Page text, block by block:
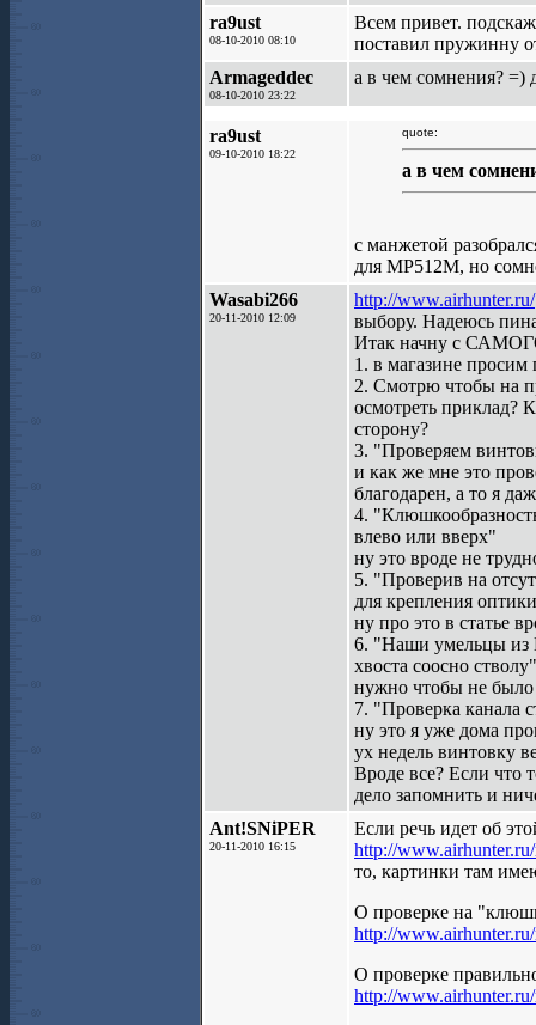
ra9ust
08-10-2010 08:10
Всем привет.
поставил пружинну
Armageddec
08-10-2010 23:22
а в чем сомнения? =)
ra9ust
09-10-2010 18:22
quote:
а в чем
с манжетой
для МР512М, но
Wasabi266
20-11-2010 12:09
http://www.airhunter.ru/
выбору. Надеюсь
Итак начну с
1. в магазине
2. Смотрю чтобы на
осмотреть приклад?
сторону?
3. "Проверяем
и как же мне это
благодарен, а то я
4.
влево или вверх"
ну это вроде не
5. "Проверив на
для крепления
ну про это в статье
6. "Наши умельцы из
хвоста соосно стволу"
нужно чтобы не было
7. "Проверка канала
ну это я уже дома
ух недель винтовку
Вроде все? Если что
дело запомнить и
Ant!SNiPER
20-11-2010 16:15
Если речь идет об
http://
то, картинки там
О проверке на
http://
О проверке
http://